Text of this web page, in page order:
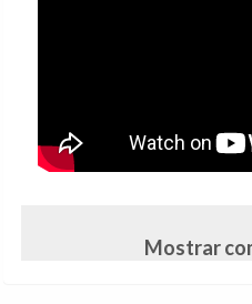
Mostrar